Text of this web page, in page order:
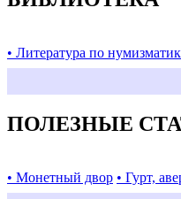
• Литература по
ПОЛЕЗНЫЕ
• Монетный двор • Гурт,